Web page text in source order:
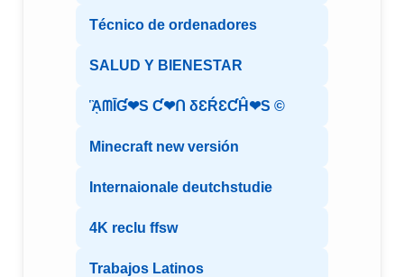
Técnico de ordenadores
SALUD Y BIENESTAR
ᾋᗰĪƓ❤S Ƈ❤ᑎ δƐŔƐƇĤ❤S ©️
Minecraft new versión
Internaionale deutchstudie
4K reclu ffsw
Trabajos Latinos